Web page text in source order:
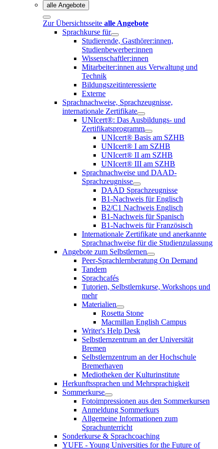
alle Angebote
Zur Übersichtsseite alle Angebote
Sprachkurse für
Studierende, Gasthörer:innen,
Studienbewerber:innen
Wissenschaftler:innen
Mitarbeiter:innen aus Verwaltung und
Technik
Bildungszeitinteressierte
Externe
Sprachnachweise, Sprachzeugnisse,
internationale Zertifikate
UNIcert®: Das Ausbildungs- und
Zertifikatsprogramm
UNIcert® Basis am SZHB
UNIcert® I am SZHB
UNIcert® II am SZHB
UNIcert® III am SZHB
Sprachnachweise und DAAD-
Sprachzeugnisse
DAAD Sprachzeugnisse
B1-Nachweis für Englisch
B2/C1 Nachweis Englisch
B1-Nachweis für Spanisch
B1-Nachweis für Französisch
Internationale Zertifikate und anerkannte
Sprachnachweise für die Studienzulassung
Angebote zum Selbstlernen
Peer-Sprachlernberatung On Demand
Tandem
Sprachcafés
Tutorien, Selbstlernkurse, Workshops und
mehr
Materialien
Rosetta Stone
Macmillan English Campus
Writer's Help Desk
Selbstlernzentrum an der Universität
Bremen
Selbstlernzentrum an der Hochschule
Bremerhaven
Mediotheken der Kulturinstitute
Herkunftssprachen und Mehrsprachigkeit
Sommerkurse
Fotoimpressionen aus den Sommerkursen
Anmeldung Sommerkurs
Allgemeine Informationen zum
Sprachunterricht
Sonderkurse & Sprachcoaching
YUFE - Young Universities for the Future of